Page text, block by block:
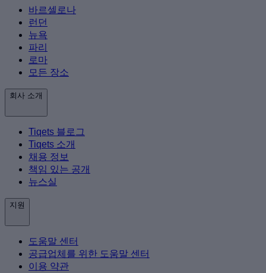
바르셀로나
런던
뉴욕
파리
로마
모든 장소
회사 소개
Tiqets 블로그
Tiqets 소개
채용 정보
책임 있는 공개
뉴스실
지원
도움말 센터
공급업체를 위한 도움말 센터
이용 약관